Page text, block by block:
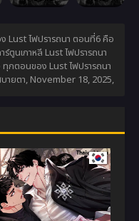
Lust ไฟปรารถนา ตอนที่6 คือ
ตูนเกาหลี Lust ไฟปรารถนา
กตอนของ Lust ไฟปรารถนา
ายตา,November 18, 2025,